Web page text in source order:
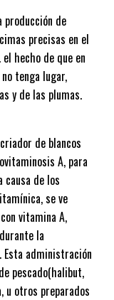
producción de
precisas en el
hecho de que en
tenga lugar,
y de las plumas.
de blancos
A, para
de los
se ve
vitamina A,
la
Esta administración
pescado(halibut,
u otros preparados